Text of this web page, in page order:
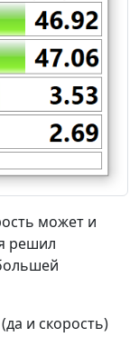
может и
решил
и скорость)